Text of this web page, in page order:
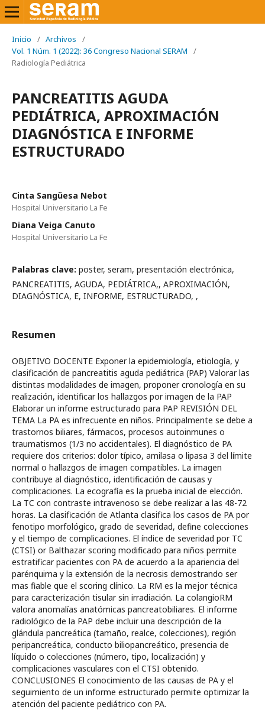
Inicio / Archivos
/
Vol. 1 Núm. 1 (2022): 36 Congreso Nacional SERAM
/
Radiología Pediátrica
PANCREATITIS AGUDA
PEDIÁTRICA, APROXIMACIÓN
DIAGNÓSTICA E INFORME
ESTRUCTURADO
Cinta Sangüesa Nebot
Hospital Universitario La Fe
Diana Veiga Canuto
Hospital Universitario La Fe
Palabras clave: poster, seram, presentación electrónica,
PANCREATITIS, AGUDA, PEDIÁTRICA,, APROXIMACIÓN,
DIAGNÓSTICA, E, INFORME, ESTRUCTURADO, ,
Resumen
OBJETIVO DOCENTE Exponer la epidemiología, etiología, y
clasificación de pancreatitis aguda pediátrica (PAP) Valorar las
distintas modalidades de imagen, proponer cronología en su
realización, identificar los hallazgos por imagen de la PAP
Elaborar un informe estructurado para PAP REVISIÓN DEL
TEMA La PA es infrecuente en niños. Principalmente se debe a
trastornos biliares, fármacos, procesos autoinmunes o
traumatismos (1/3 no accidentales). El diagnóstico de PA
requiere dos criterios: dolor típico, amilasa o lipasa 3 del límite
normal o hallazgos de imagen compatibles. La imagen
contribuye al diagnóstico, identificación de causas y
complicaciones. La ecografía es la prueba inicial de elección.
La TC con contraste intravenoso se debe realizar a las 48-72
horas. La clasificación de Atlanta clasifica los casos de PA por
fenotipo morfológico, grado de severidad, define colecciones
y el tiempo de complicaciones. El índice de severidad por TC
(CTSI) or Balthazar scoring modificado para niños permite
estratificar pacientes con PA de acuerdo a la apariencia del
parénquima y la extensión de la necrosis demostrando ser
mas fiable que el scoring clínico. La RM es la mejor técnica
para caracterización tisular sin irradiación. La colangioRM
valora anomalías anatómicas pancreatobiliares. El informe
radiológico de la PAP debe incluir una descripción de la
glándula pancreática (tamaño, realce, colecciones), región
peripancreática, conducto biliopancreático, presencia de
líquido o colecciones (número, tipo, localización) y
complicaciones vasculares con el CTSI obtenido.
CONCLUSIONES El conocimiento de las causas de PA y el
seguimiento de un informe estructurado permite optimizar la
atención del paciente pediátrico con PA.